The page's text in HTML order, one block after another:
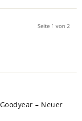
Seite 1 von 2
– Neuer